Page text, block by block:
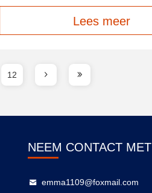
Andere onderdelen, als je hulp
Lees meer
12
NEEM CONTACT
emma1109@foxmail.com